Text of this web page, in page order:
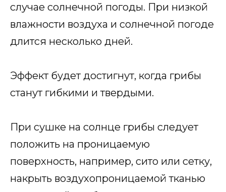
случае солнечной погоды. При низкой
влажности воздуха и солнечной погоде
длится несколько дней.
Эффект будет достигнут, когда грибы
станут гибкими и твердыми.
При сушке на солнце грибы следует
положить на проницаемую
поверхность, например, сито или сетку,
накрыть воздухопроницаемой тканью